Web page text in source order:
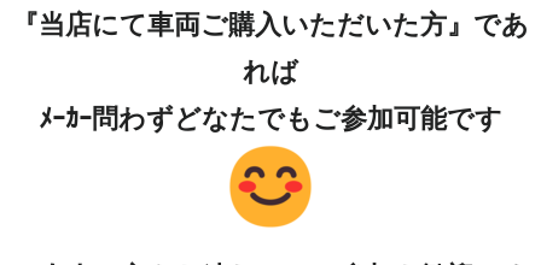
『当店にて車両ご購入いただいた方』であ
れば
ﾒｰｶｰ問わずどなたでもご参加可能です